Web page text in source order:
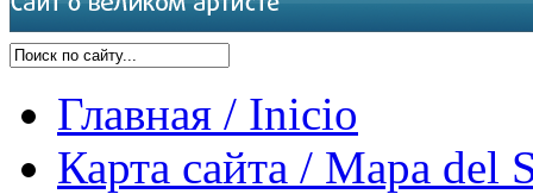
Главная / Inicio
Карта сайта / Mapa del